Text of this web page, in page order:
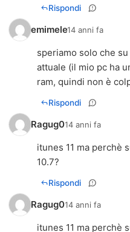
Rispondi
emimele14 anni fa
speriamo solo che
attuale (il mio pc ha
ram, quindi non è
Rispondi
Ragug014 anni fa
itunes 11 ma perchè
10.7?
Rispondi
Ragug014 anni fa
itunes 11 ma perchè